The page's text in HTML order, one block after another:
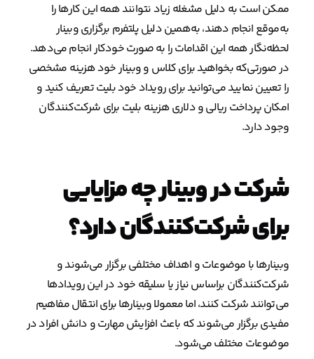
ممکن است به دلیل مشغله زیاد نتوانند همه این کارها را
به‌موقع انجام دهند، به‌همین دلیل پلتفرم برگزاری وبینار
لحظه‌نگار همه این اقدامات را به صورت خودکار انجام می‌دهد.
در صورتی‌که بخواهید برای کلاس و وبینار خود هزینه مشخصی
را تعیین نمایید می‌توانید برای رویداد خود بلیت تعریف کنید و
امکان پرداخت ریالی و دلاری هزینه بلیت برای شرکت‌کنندگان
وجود دارد.
شرکت در وبینار چه مزایایی
برای شرکت‌کنندگان دارد؟
وبینارها با موضوعات و اهداف مختلفی برگزار می‌شوند و
شرکت‌کنندگان براساس نیاز یا سلیقه خود در این رویدادها
می‌توانند شرکت کنند، اما معمولا وبینارها برای انتقال مفاهیم
مفیدی برگزار می‌شوند که باعث افزایش مهارت و دانش افراد در
موضوعات مختلف می‌شود.